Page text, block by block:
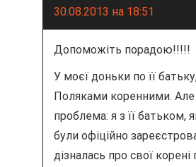
30.08.2013 на 18:51
Допоможіть порадою!!!!!
У моєї доньки по її
Поляками коренними. Але
проблема: я з її батьком,
були офіційно
дізналась про свої корені